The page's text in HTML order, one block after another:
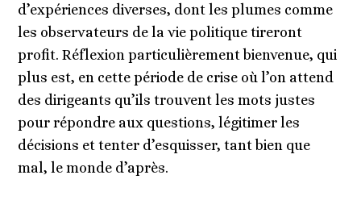
d’expériences diverses, dont les plumes comme
les observateurs de la vie politique tireront
profit. Réflexion particulièrement bienvenue, qui
plus est, en cette période de crise où l’on attend
des dirigeants qu’ils trouvent les mots justes
pour répondre aux questions, légitimer les
décisions et tenter d’esquisser, tant bien que
mal, le monde d’après.